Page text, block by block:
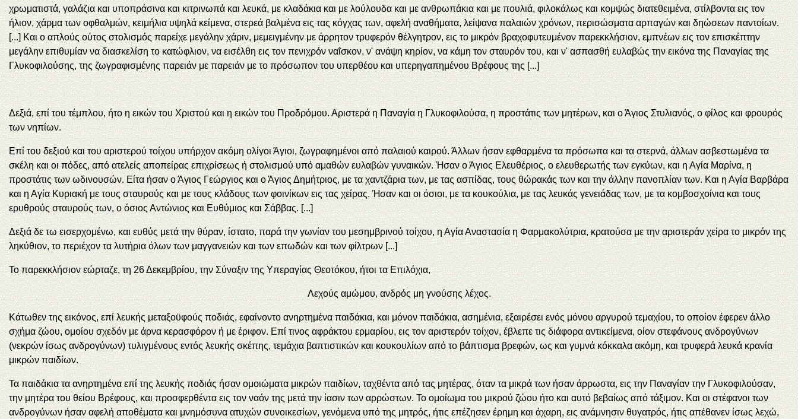
χρωματιστά, γαλάζια και υποπράσινα και κιτρινωπά και λευκά, με κλαδάκια και με λούλουδα και με ανθρωπάκια και με πουλιά, φιλοκάλως και κομψώς διατεθειμένα, στίλβοντα εις τον
ήλιον, χάρμα των οφθαλμών, κειμήλια υψηλά κείμενα, στερεά βαλμένα εις τας κόγχας των, αφελή αναθήματα, λείψανα παλαιών χρόνων, περισώσματα αρπαγών και δηώσεων παντοίων.
[...] Και ο απλούς ούτος στολισμός παρείχε μεγάλην χάριν, μεμειγμένην με άρρητον τρυφερόν θέλγητρον, εις το μικρόν βραχοφυτευμένον παρεκκλήσιον, εμπνέων εις τον επισκέπτην
μεγάλην επιθυμίαν να διασκελίση το κατώφλιον, να εισέλθη εις τον πενιχρόν ναΐσκον, ν' ανάψη κηρίον, να κάμη τον σταυρόν του, και ν' ασπασθή ευλαβώς την εικόνα της Παναγίας της
Γλυκοφιλούσης, της ζωγραφισμένης παρειάν με παρειάν με το πρόσωπον του υπερθέου και υπερηγαπημένου Βρέφους της [...]
Δεξιά, επί του τέμπλου, ήτο η εικών του Χριστού και η εικών του Προδρόμου. Αριστερά η Παναγία η Γλυκοφιλούσα, η προστάτις των μητέρων, και ο Άγιος Στυλιανός, ο φίλος και φρουρός
των νηπίων.
Επί του δεξιού και του αριστερού τοίχου υπήρχον ακόμη ολίγοι Άγιοι, ζωγραφημένοι από παλαιού καιρού. Άλλων ήσαν εφθαρμένα τα πρόσωπα και τα στερνά, άλλων ασβεστωμένα τα
σκέλη και οι πόδες, από ατελείς αποπείρας επιχρίσεως ή στολισμού υπό αμαθών ευλαβών γυναικών. Ήσαν ο Άγιος Ελευθέριος, ο ελευθερωτής των εγκύων, και η Αγία Μαρίνα, η
προστάτις των ωδινουσών. Είτα ήσαν ο Άγιος Γεώργιος και ο Άγιος Δημήτριος, με τα χαντζάρια των, με τας ασπίδας, τους θώρακάς των και την άλλην πανοπλίαν των. Και η Αγία Βαρβάρα
και η Αγία Κυριακή με τους σταυρούς και με τους κλάδους των φοινίκων εις τας χείρας. Ήσαν και οι όσιοι, με τα κουκούλια, με τας λευκάς γενειάδας των, με τα κομβοσχοίνια και τους
ερυθρούς σταυρούς των, ο όσιος Αντώνιος και Ευθύμιος και Σάββας. [...]
Δεξιά δε τω εισερχομένω, και ευθύς μετά την θύραν, ίστατο, παρά την γωνίαν του μεσημβρινού τοίχου, η Αγία Αναστασία η Φαρμακολύτρια, κρατούσα με την αριστεράν χείρα το μικρόν της
ληκύθιον, το περιέχον τα λυτήρια όλων των μαγγανειών και των επωδών και των φίλτρων [...]
Το παρεκκλήσιον εώρταζε, τη 26 Δεκεμβρίου, την Σύναξιν της Υπεραγίας Θεοτόκου, ήτοι τα Επιλόχια,
Λεχούς αμώμου, ανδρός μη γνούσης λέχος.
Κάτωθεν της εικόνος, επί λευκής μεταξοϋφούς ποδιάς, εφαίνοντο ανηρτημένα παιδάκια, και μόνον παιδάκια, ασημένια, εξαιρέσει ενός μόνου αργυρού τεμαχίου, το οποίον έφερεν άλλο
σχήμα ζώου, ομοίου σχεδόν με άρνα κερασφόρον ή με έριφον. Επί τινος αφράκτου ερμαρίου, εις τον αριστερόν τοίχον, έβλεπε τις διάφορα αντικείμενα, οίον στεφάνους ανδρογύνων
(νεκρών ίσως ανδρογύνων) τυλιγμένους εντός λευκής σκέπης, τεμάχια βαπτιστικών και κουκουλίων από το βάπτισμα βρεφών, ως και γυμνά κόκκαλα ακόμη, και τρυφερά λευκά κρανία
μικρών παιδίων.
Τα παιδάκια τα ανηρτημένα επί της λευκής ποδιάς ήσαν ομοιώματα μικρών παιδίων, ταχθέντα από τας μητέρας, όταν τα μικρά των ήσαν άρρωστα, εις την Παναγίαν την Γλυκοφιλούσαν,
την μητέρα του θείου Βρέφους, και προσφερθέντα εις τον ναόν της μετά την ίασιν των αρρώστων. Το ομοίωμα του μικρού ζώου ήτο και αυτό βεβαίως από τάξιμον. Και οι στέφανοι των
ανδρογύνων ήσαν αφελή αποθέματα και μνημόσυνα ατυχών συνοικεσίων, γενόμενα υπό της μητρός, ήτις επέζησεν έρημη και άχαρη, εις ανάμνησιν θυγατρός, ήτις απέθανεν ίσως λεχώ,